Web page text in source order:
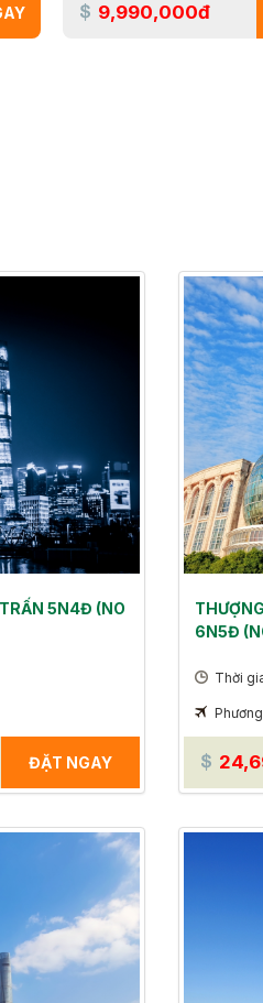
9,990,000đ
5N4Đ (NO
ĐẶT NGAY
6N5Đ
Thời